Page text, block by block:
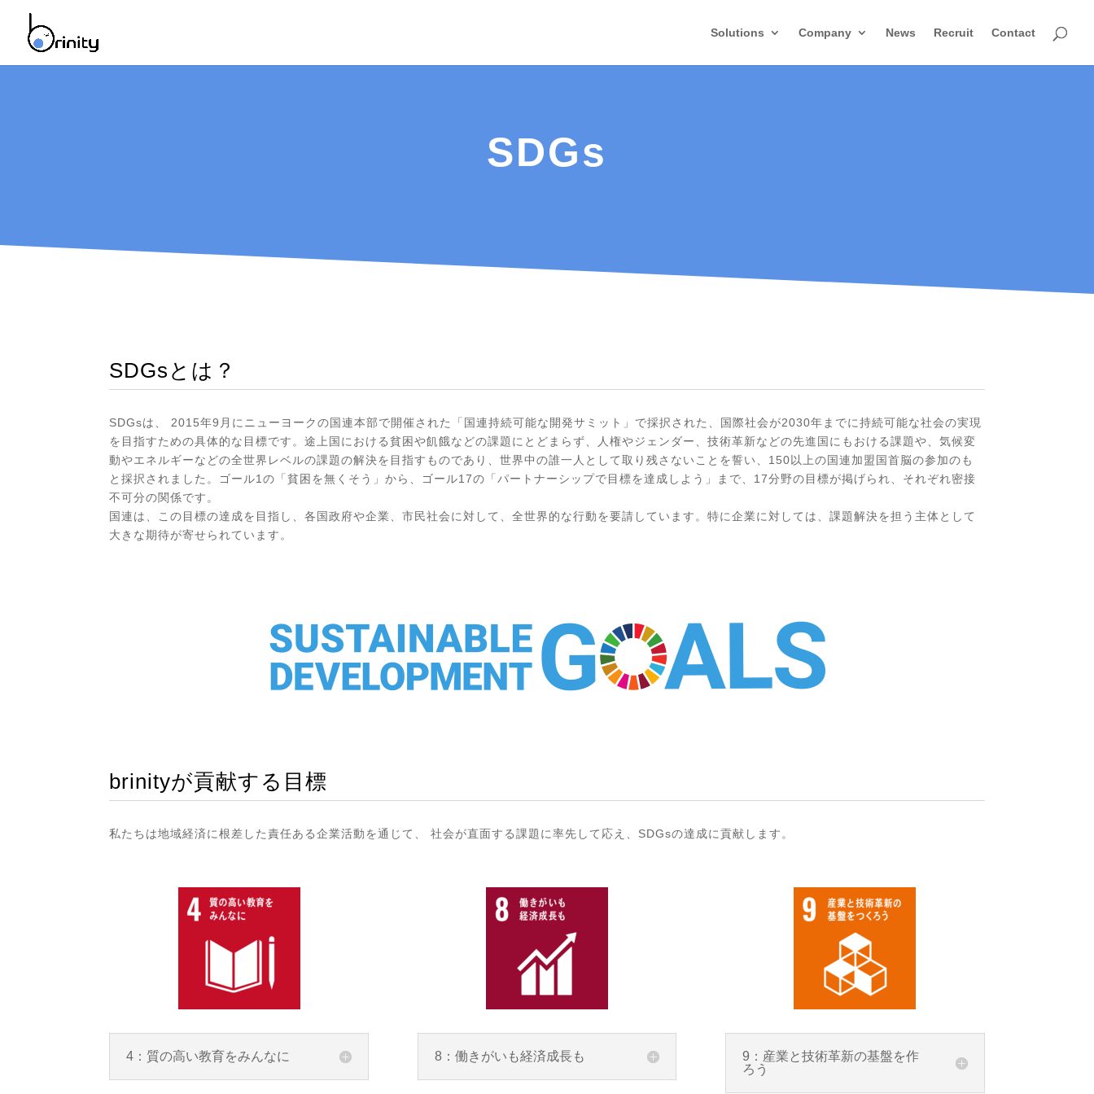
Solutions Company News Recruit Contact
SDGs
SDGsとは？
SDGsは、 2015年9月にニューヨークの国連本部で開催された「国連持続可能な開発サミット」で採択された、国際社会が2030年までに持続可能な社会の実現
を目指すための具体的な目標です。途上国における貧困や飢餓などの課題にとどまらず、人権やジェンダー、技術革新などの先進国にもおける課題や、気候変
動やエネルギーなどの全世界レベルの課題の解決を目指すものであり、世界中の誰一人として取り残さないことを誓い、150以上の国連加盟国首脳の参加のも
と採択されました。ゴール1の「貧困を無くそう」から、ゴール17の「パートナーシップで目標を達成しよう」まで、17分野の目標が掲げられ、それぞれ密接
不可分の関係です。
国連は、この目標の達成を目指し、各国政府や企業、市民社会に対して、全世界的な行動を要請しています。特に企業に対しては、課題解決を担う主体として
大きな期待が寄せられています。
brinityが貢献する目標
私たちは地域経済に根差した責任ある企業活動を通じて、 社会が直面する課題に率先して応え、SDGsの達成に貢献します。
4：質の高い教育をみんなに 8：働きがいも経済成長も
9：産業と技術革新の基盤を作
ろう